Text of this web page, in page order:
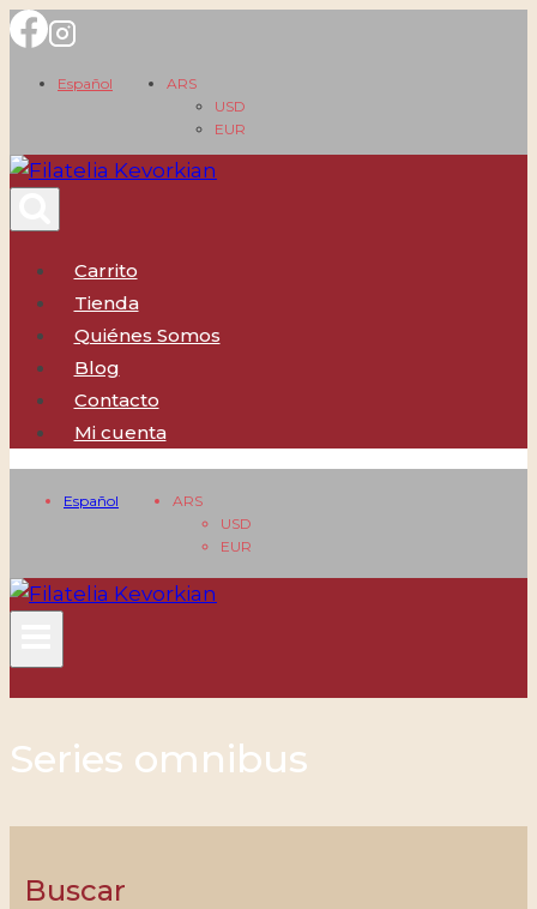
Saltar
contenido
Español
ARS
USD
EUR
Carrito
Tienda
Quiénes Somos
Blog
Contacto
Mi cuenta
Español
ARS
USD
EUR
Series omnibus
Buscar